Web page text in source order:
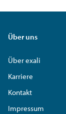
Über uns
Über exali
Karriere
Kontakt
Impressum